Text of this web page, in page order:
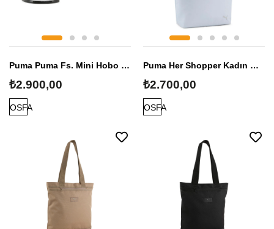
Puma Puma Fs. Mini Hobo Bag Kadın Omuz Çantası
₺2.900,00
OSFA
Puma Her Shopper Kadın Omuz Çantası
₺2.700,00
OSFA